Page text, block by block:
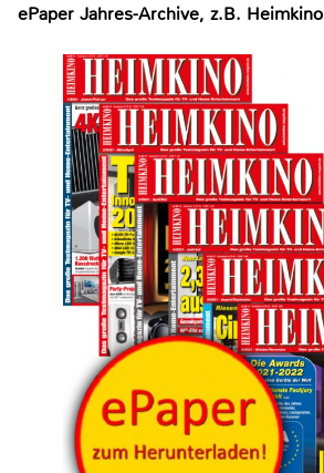
ePaper Jahres-Archive, z.B. Heimkino